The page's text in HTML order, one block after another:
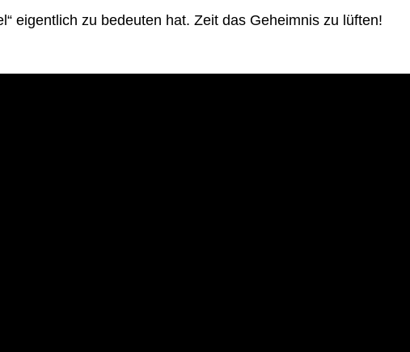
eigentlich zu bedeuten hat. Zeit das Geheimnis zu lüften!